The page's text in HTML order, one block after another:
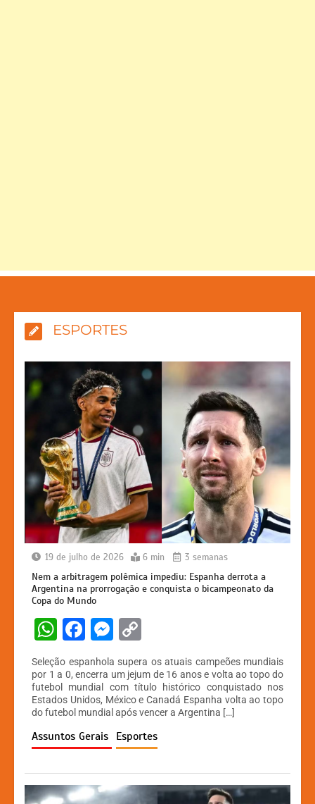
ESPORTES
19 de julho de 2026 6 min 3 semanas
Nem a arbitragem polêmica impediu: Espanha derrota a
Argentina na prorrogação e conquista o bicampeonato da
Copa do Mundo
W
h
at
s
A
p
F
a
c
e
b
o
k
M
s
s
e
n
er
p
y
Li
n
Seleção espanhola supera os atuais campeões mundiais
por 1 a 0, encerra um jejum de 16 anos e volta ao topo do
futebol mundial com título histórico conquistado nos
Estados Unidos, México e Canadá Espanha volta ao topo
do futebol mundial após vencer a Argentina […]
Assuntos Gerais Esportes